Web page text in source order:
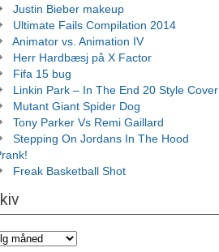
Justin Bieber makeup
Ultimate Fails Compilation 2014
Animator vs. Animation IV
Herr Hardbæsj på X Factor
Fifa 15 bug
Linkin Park – In The End 20 Style Cover
Mutant Giant Spider Dog
Tony Parker Vs Remi Gaillard
Stepping On Jordans In The Hood
Freak Basketball Shot